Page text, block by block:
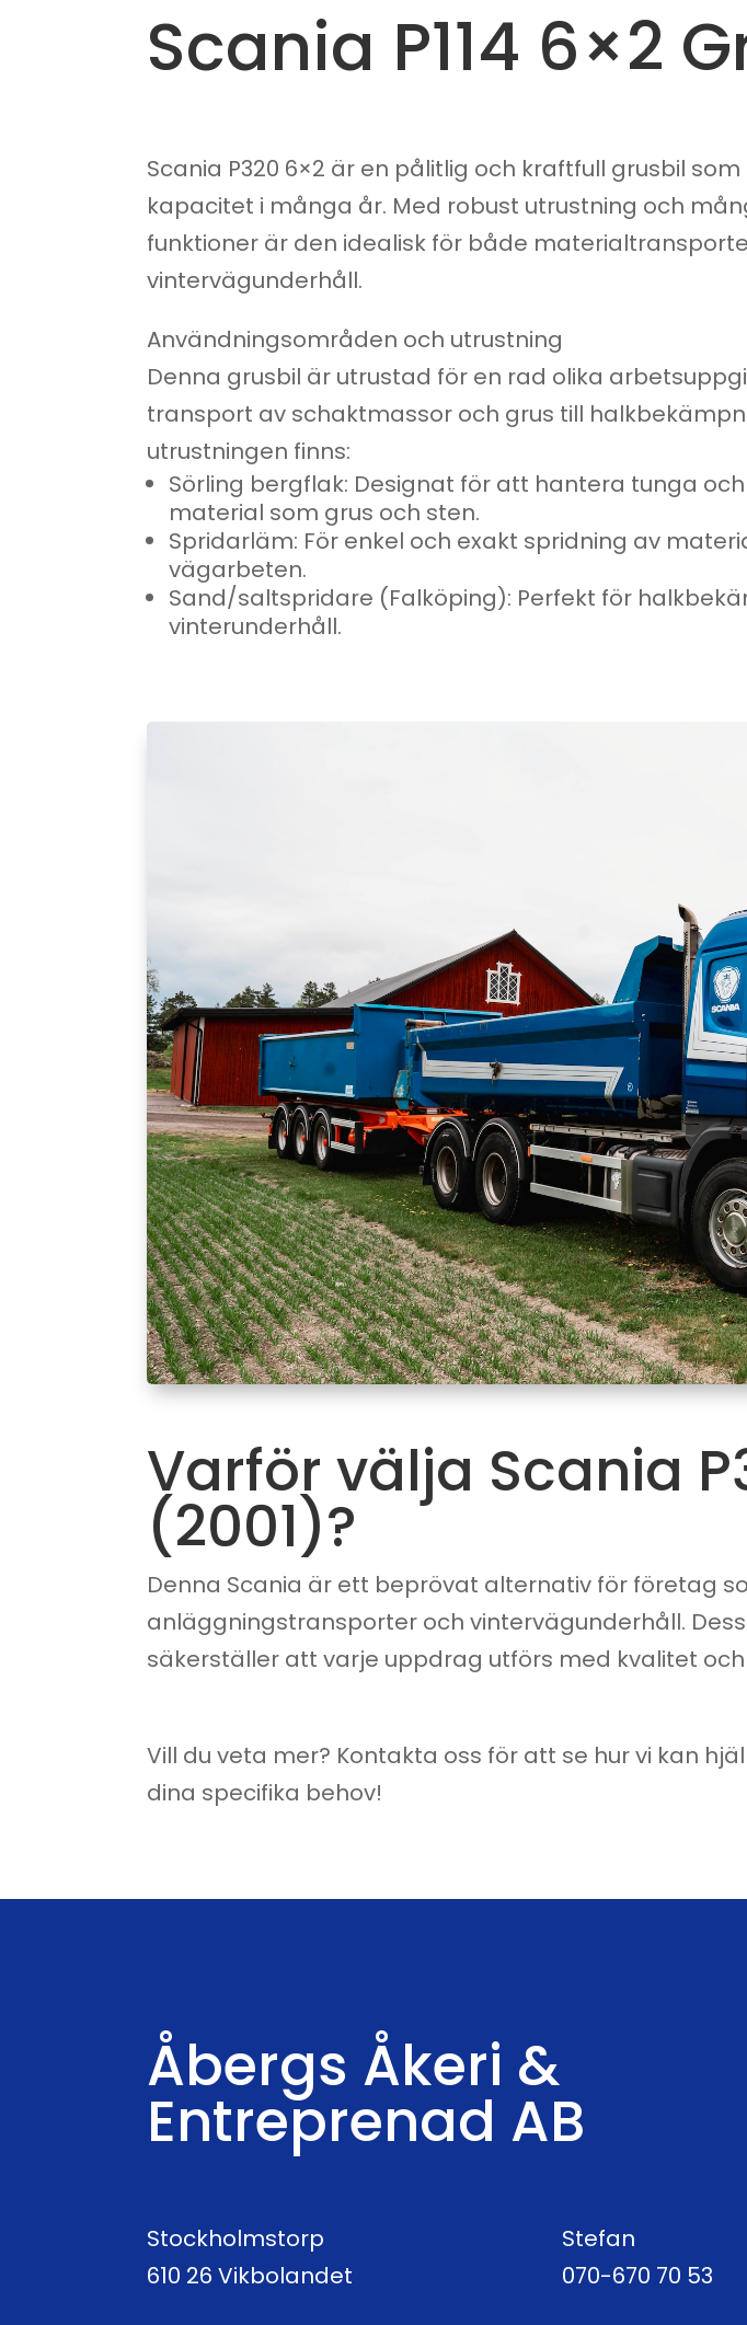
Scania P114 6×2
Scania P320 6×2 är en pålitlig och kraftfull grusbil
kapacitet i många år. Med robust utrustning och
funktioner är den idealisk för både
vintervägunderhåll.
Användningsområden och utrustning
Denna grusbil är utrustad för en rad olika
transport av schaktmassor och grus till
utrustningen finns:
Sörling bergflak: Designat för att hantera tunga
material som grus och sten.
Spridarläm: För enkel och exakt spridning av
vägarbeten.
Sand/saltspridare (Falköping): Perfekt för
vinterunderhåll.
Varför välja Scania
(2001)?
Denna Scania är ett beprövat alternativ för företag
anläggningstransporter och vintervägunderhåll.
säkerställer att varje uppdrag utförs med kvalitet och
Vill du veta mer? Kontakta oss för att se hur vi kan
dina specifika behov!
Åbergs Åkeri &
Entreprenad AB
Stockholmstorp
610 26 Vikbolandet
Stefan
070-670 70 53